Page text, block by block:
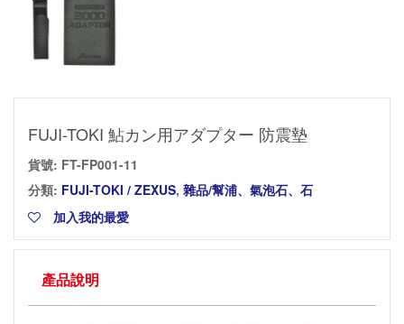
FUJI-TOKI 鮎カン用アダプター 防震墊
貨號: FT-FP001-11
分類: FUJI-TOKI / ZEXUS, 雜品/幫浦、氣泡石、石
加入我的最愛
產品說明